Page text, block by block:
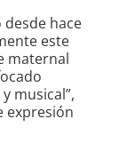
desde hace
este
maternal
musical”,
expresión